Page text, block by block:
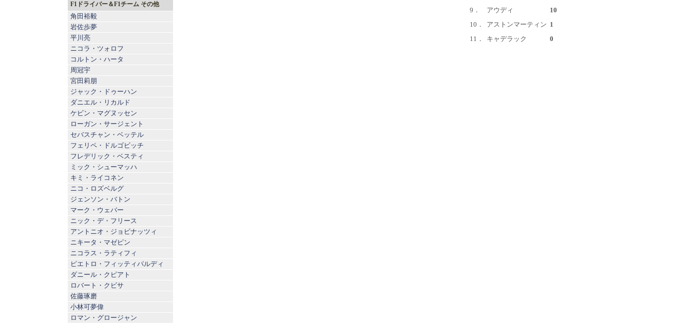
F1ドライバー＆F1チーム その他
角田裕毅
岩佐歩夢
平川亮
ニコラ・ツォロフ
コルトン・ハータ
周冠宇
宮田莉朋
ジャック・ドゥーハン
ダニエル・リカルド
ケビン・マグヌッセン
ローガン・サージェント
セバスチャン・ベッテル
フェリペ・ドルゴビッチ
フレデリック・ベスティ
ミック・シューマッハ
キミ・ライコネン
ニコ・ロズベルグ
ジェンソン・バトン
マーク・ウェバー
ニック・デ・フリース
アントニオ・ジョビナッツィ
ニキータ・マゼピン
ニコラス・ラティフィ
ピエトロ・フィッティパルディ
ダニール・クビアト
ロバート・クビサ
佐藤琢磨
小林可夢偉
ロマン・グロージャン
9．
アウディ
10
10．
アストンマーティン 1
11．
キャデラック 0